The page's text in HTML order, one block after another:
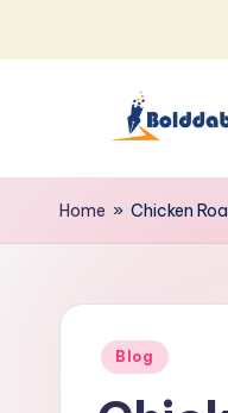
Skip
B
o
d
Home » Chicken
Posted
Blog